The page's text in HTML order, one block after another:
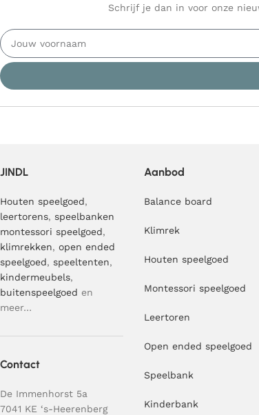
Schrijf je dan in voor onze
JINDL
Houten speelgoed,
leertorens, speelbanken
montessori speelgoed,
klimrekken, open ended
speelgoed, speeltenten,
kindermeubels,
buitenspeelgoed en
meer…
Contact
De Immenhorst 5a
7041 KE ‘s-Heerenberg
Aanbod
Balance board
Klimrek
Houten speelgoed
Montessori speelgoed
Leertoren
Open ended speelgoed
Speelbank
Kinderbank